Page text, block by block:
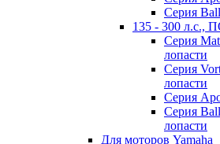
Серия
135 - 300 л.с.,
Серия
лопасти
Серия
лопасти
Серия
Серия
лопасти
Для моторов Yamaha